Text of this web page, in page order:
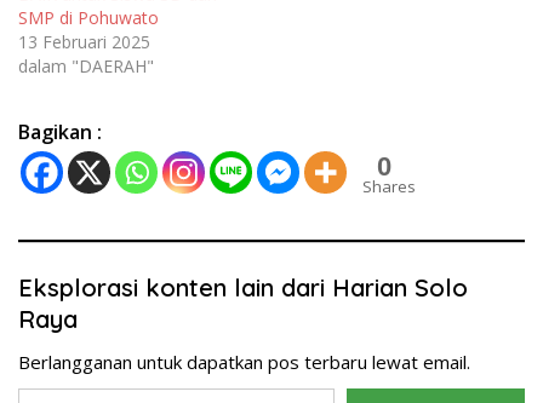
penanaman pohon ini
dipusatkan di Kupang,
Nusa…
SMP di Pohuwato
13 Februari 2025
dalam "DAERAH"
Bagikan :
0
Shares
Eksplorasi konten lain dari Harian Solo
Raya
Berlangganan untuk dapatkan pos terbaru lewat email.
Ketikkan email Anda...